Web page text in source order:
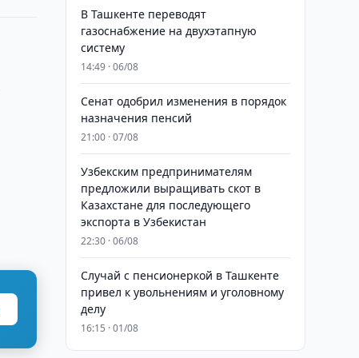
В Ташкенте переводят
газоснабжение на двухэтапную
систему
14:49 · 06/08
Сенат одобрил изменения в порядок
назначения пенсий
21:00 · 07/08
Узбекским предпринимателям
предложили выращивать скот в
Казахстане для последующего
экспорта в Узбекистан
22:30 · 06/08
Случай с пенсионеркой в Ташкенте
привел к увольнениям и уголовному
делу
16:15 · 01/08